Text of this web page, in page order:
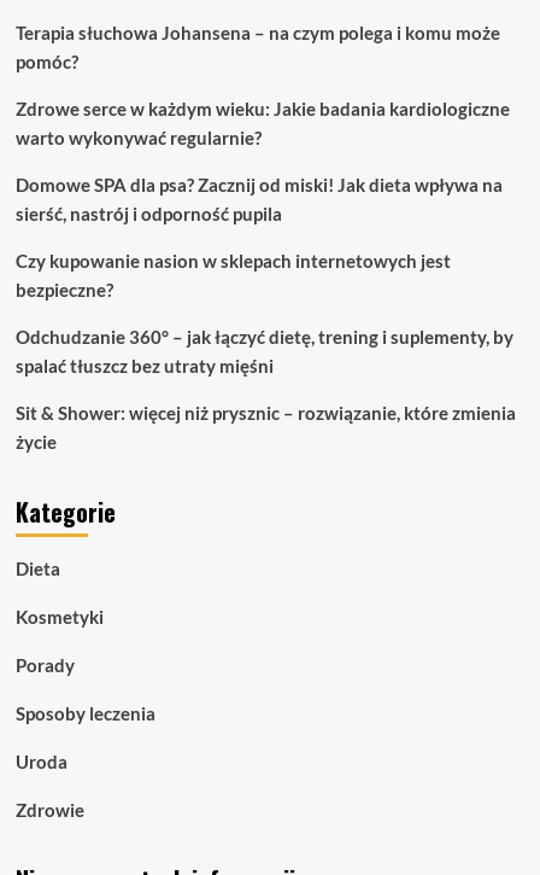
Terapia słuchowa Johansena – na czym polega i komu może
pomóc?
Zdrowe serce w każdym wieku: Jakie badania kardiologiczne
warto wykonywać regularnie?
Domowe SPA dla psa? Zacznij od miski! Jak dieta wpływa na
sierść, nastrój i odporność pupila
Czy kupowanie nasion w sklepach internetowych jest
bezpieczne?
Odchudzanie 360° – jak łączyć dietę, trening i suplementy, by
spalać tłuszcz bez utraty mięśni
Sit & Shower: więcej niż prysznic – rozwiązanie, które zmienia
życie
Kategorie
Dieta
Kosmetyki
Porady
Sposoby leczenia
Uroda
Zdrowie